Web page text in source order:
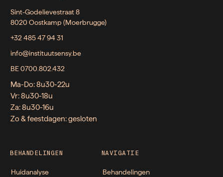
Sint-Godelievestraat 8
8020 Oostkamp (Moerbrugge)
+32 485 47 94 31
info@instituutsensy.be
BE 0700.802.432
Ma-Do: 8u30-22u
Vr: 8u30-18u
Za: 8u30-16u
Zo & feestdagen: gesloten
BEHANDELINGEN
Huidanalyse
NAVIGATIE
Behandelingen